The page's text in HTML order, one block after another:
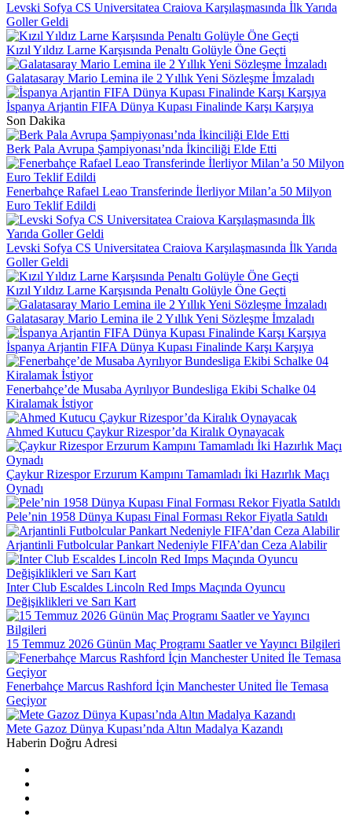
Levski Sofya CS Universitatea Craiova Karşılaşmasında İlk Yarıda
Goller Geldi
Kızıl Yıldız Larne Karşısında Penaltı Golüyle Öne Geçti
Galatasaray Mario Lemina ile 2 Yıllık Yeni Sözleşme İmzaladı
İspanya Arjantin FIFA Dünya Kupası Finalinde Karşı Karşıya
Son Dakika
Berk Pala Avrupa Şampiyonası’nda İkinciliği Elde Etti
Fenerbahçe Rafael Leao Transferinde İlerliyor Milan’a 50 Milyon
Euro Teklif Edildi
Levski Sofya CS Universitatea Craiova Karşılaşmasında İlk Yarıda
Goller Geldi
Kızıl Yıldız Larne Karşısında Penaltı Golüyle Öne Geçti
Galatasaray Mario Lemina ile 2 Yıllık Yeni Sözleşme İmzaladı
İspanya Arjantin FIFA Dünya Kupası Finalinde Karşı Karşıya
Fenerbahçe’de Musaba Ayrılıyor Bundesliga Ekibi Schalke 04
Kiralamak İstiyor
Ahmed Kutucu Çaykur Rizespor’da Kiralık Oynayacak
Çaykur Rizespor Erzurum Kampını Tamamladı İki Hazırlık Maçı
Oynadı
Pele’nin 1958 Dünya Kupası Final Forması Rekor Fiyatla Satıldı
Arjantinli Futbolcular Pankart Nedeniyle FIFA’dan Ceza Alabilir
Inter Club Escaldes Lincoln Red Imps Maçında Oyuncu
Değişiklikleri ve Sarı Kart
15 Temmuz 2026 Günün Maç Programı Saatler ve Yayıncı Bilgileri
Fenerbahçe Marcus Rashford İçin Manchester United İle Temasa
Geçiyor
Mete Gazoz Dünya Kupası’nda Altın Madalya Kazandı
Haberin Doğru Adresi